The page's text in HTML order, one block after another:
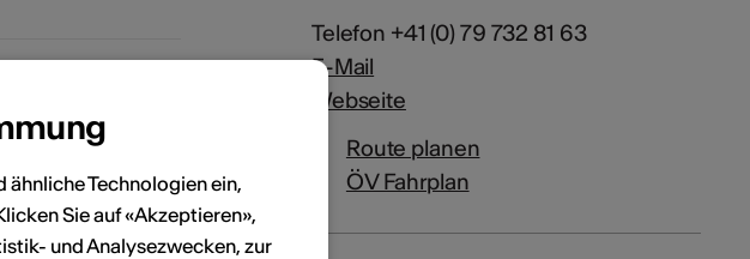
Telefon +41 (0) 79 732 81 63
E-Mail
Webseite
Route planen
ÖV Fahrplan
ähnliche Technologien ein,
Sie auf «Akzeptieren»,
und Analysezwecken, zur